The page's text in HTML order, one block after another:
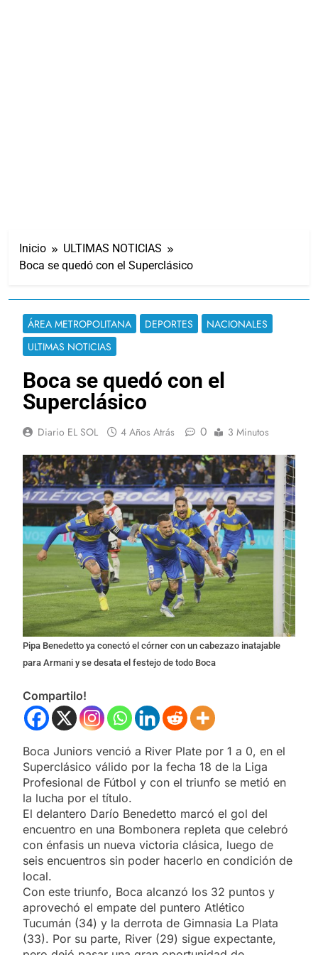
Inicio
ULTIMAS NOTICIAS
Boca se quedó con el Superclásico
ÁREA METROPOLITANA DEPORTES
NACIONALES
ULTIMAS NOTICIAS
Boca se quedó con el
Superclásico
Diario EL SOL 4 Años Atrás 0 3 Minutos
Pipa Benedetto ya conectó el córner con un cabezazo inatajable
para Armani y se desata el festejo de todo Boca
Compartilo!
Boca Juniors venció a River Plate por 1 a 0, en el
Superclásico válido por la fecha 18 de la Liga
Profesional de Fútbol y con el triunfo se metió en
la lucha por el título.
El delantero Darío Benedetto marcó el gol del
encuentro en una Bombonera repleta que celebró
con énfasis un nueva victoria clásica, luego de
seis encuentros sin poder hacerlo en condición de
local.
Con este triunfo, Boca alcanzó los 32 puntos y
aprovechó el empate del puntero Atlético
Tucumán (34) y la derrota de Gimnasia La Plata
(33). Por su parte, River (29) sigue expectante,